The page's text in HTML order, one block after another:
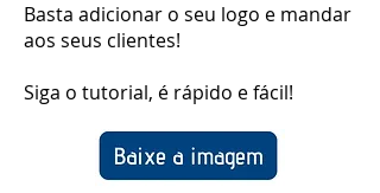
Basta adicionar o seu logo e mandar
aos seus clientes!
Siga o tutorial, é rápido e fácil!